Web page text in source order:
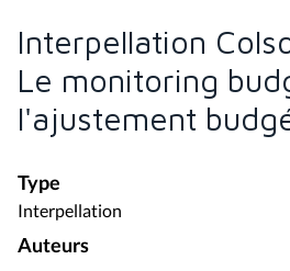
Interpellation
Le monitoring
l'ajustement
Type
Interpellation
Auteurs